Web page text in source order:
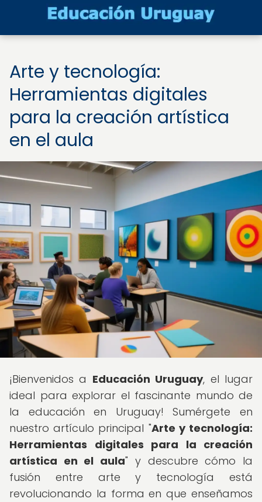
Arte y tecnología:
Herramientas digitales
para la creación artística
en el aula
¡Bienvenidos a Educación Uruguay, el lugar
ideal para explorar el fascinante mundo de
la educación en Uruguay! Sumérgete en
nuestro artículo principal "Arte y tecnología:
Herramientas digitales para la creación
artística en el aula" y descubre cómo la
fusión entre arte y tecnología está
revolucionando la forma en que enseñamos